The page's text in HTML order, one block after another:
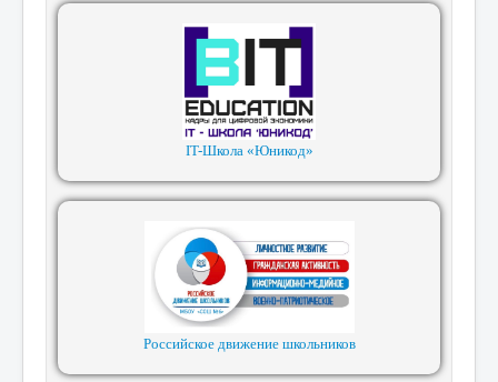
IT-Школа «Юникод»
Российское движение школьников